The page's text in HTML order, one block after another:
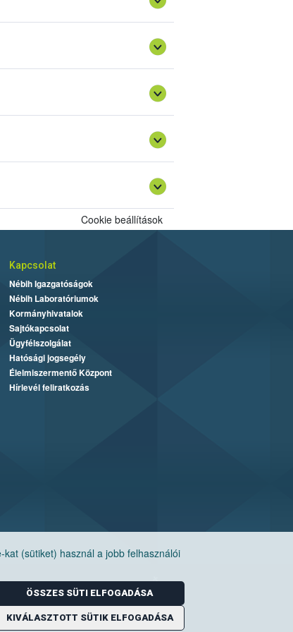
(sütiket) használ a jobb felhasználói
ÖSSZES SÜTI ELFOGADÁSA
KIVÁLASZTOTT SÜTIK ELFOGADÁSA
Cookie beállítások
Kapcsolat
Nébih Igazgatóságok
Nébih Laboratóriumok
Kormányhivatalok
Sajtókapcsolat
Ügyfélszolgálat
Hatósági jogsegély
Élelmiszermentő Központ
Hírlevél feliratkozás